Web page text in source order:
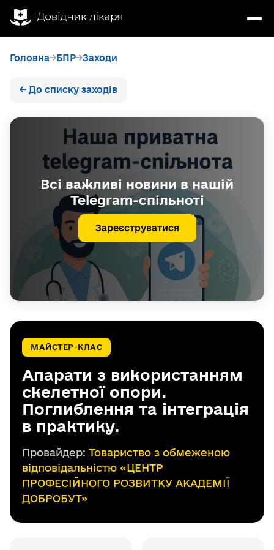
Головна БПР Заходи
← До списку заходів
Всі важливі новини в нашій
Telegram-спільноті
Зареєструватися
МАЙСТЕР-КЛАС
Апарати з використанням
скелетної опори.
Поглиблення та інтеграція
в практику.
Провайдер: Товариство з обмеженою
відповідальністю «ЦЕНТР
ПРОФЕСІЙНОГО РОЗВИТКУ АКАДЕМІЇ
ДОБРОБУТ»